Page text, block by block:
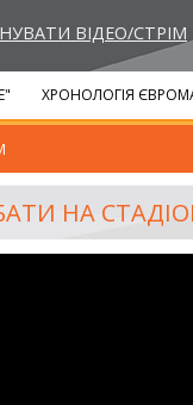
ВІДЕО/СТРІМ
ХРОНОЛОГІЯ
НА